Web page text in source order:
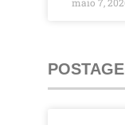
maio 7,